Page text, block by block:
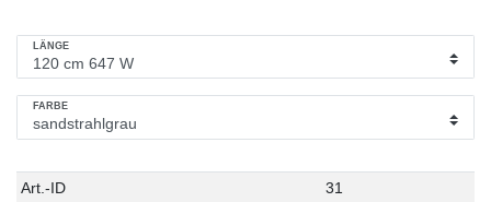
LÄNGE
FARBE
Technisches
Wert
Art.-ID 31